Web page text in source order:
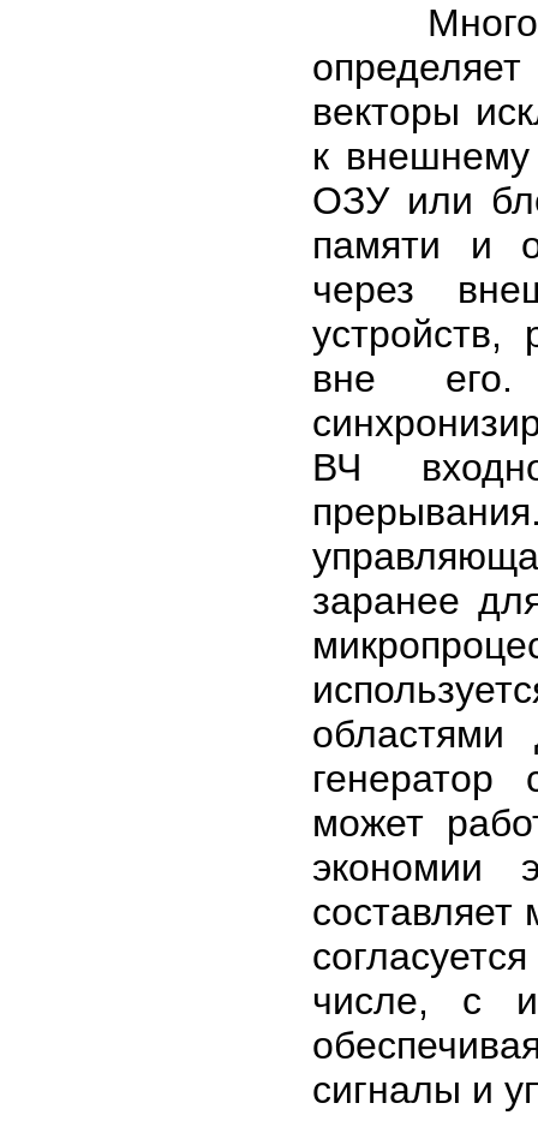
векторы
к
ОЗУ или
памяти и
через
вне его.
ВЧ
заранее
генератор
может
экономии
числе, с
сигналы и